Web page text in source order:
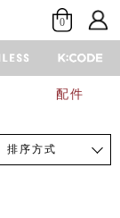
0
配件
排序方式